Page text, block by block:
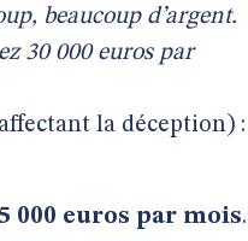
beaucoup d’argent.
30 000 euros par
la déception) :
000 euros par mois.